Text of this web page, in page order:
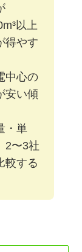
以上
得やす
中心の
安い傾
・単
2〜3社
較する